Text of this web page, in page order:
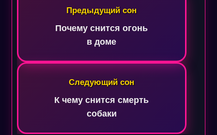
записям
Предыдущий сон
Почему снится огонь
в доме
Следующий сон
К чему снится смерть
собаки